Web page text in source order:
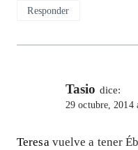
Responder
Tasio dice:
29 octubre, 2014
Teresa vuelve a tener